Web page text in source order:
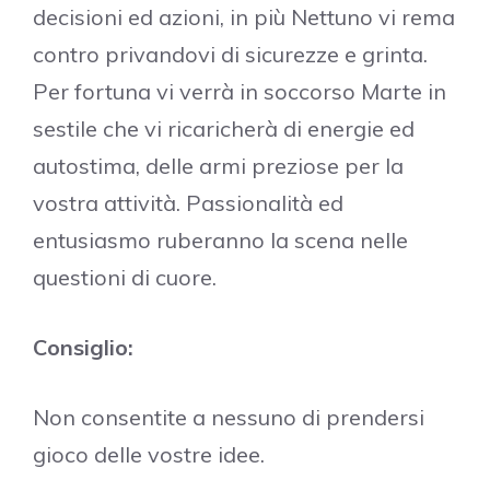
decisioni ed azioni, in più Nettuno vi rema
contro privandovi di sicurezze e grinta.
Per fortuna vi verrà in soccorso Marte in
sestile che vi ricaricherà di energie ed
autostima, delle armi preziose per la
vostra attività. Passionalità ed
entusiasmo ruberanno la scena nelle
questioni di cuore.
Consiglio:
Non consentite a nessuno di prendersi
gioco delle vostre idee.